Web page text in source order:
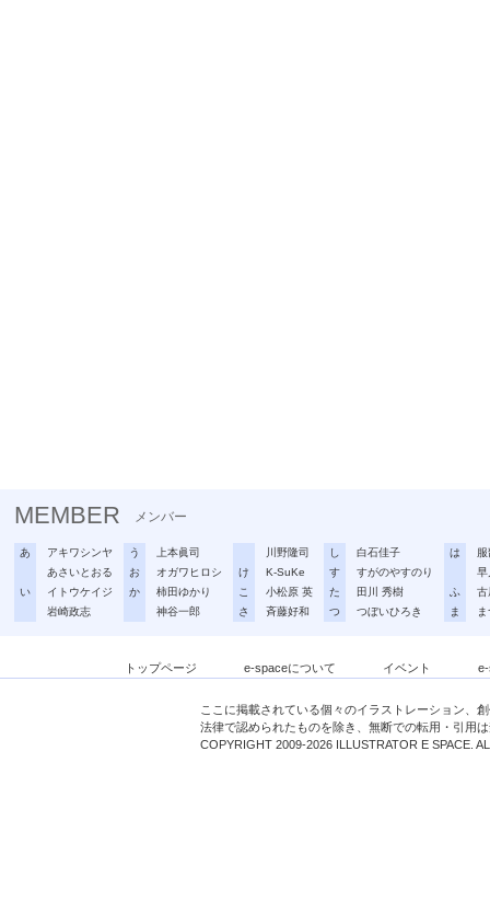
MEMBER メンバー
あ
アキワシンヤ
あさいとおる
い
イトウケイジ
岩崎政志
う
上本眞司
お
オガワヒロシ
か
柿田ゆかり
神谷一郎
川野隆司
け
K-SuKe
こ
小松原 英
さ
斉藤好和
し
白石佳子
す
すがのやすのり
た
田川 秀樹
つ
つぼいひろき
は
早
ふ
古
ま
トップページ e-spaceについて イベント
ここに掲載されている個々のイラストレーション、
法律で認められたものを除き、無断での転用・引用
COPYRIGHT 2009-2026 ILLUSTRATOR E SPACE.